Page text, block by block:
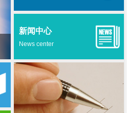
新闻中心
News center